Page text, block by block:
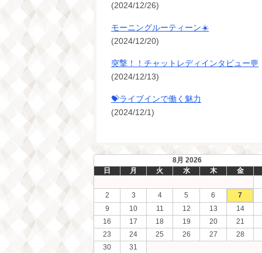
(2024/12/26)
モーニングルーティーン☀️
(2024/12/20)
突撃！！チャットレディインタビュー💬
(2024/12/13)
💝ライブインで働く魅力
(2024/12/1)
8月 2026
日
月 火 水 木 金
2 3 4 5 6
7
9
10 11 12 13
14
16
17 18 19 20
21
23
24 25 26 27
28
30
31